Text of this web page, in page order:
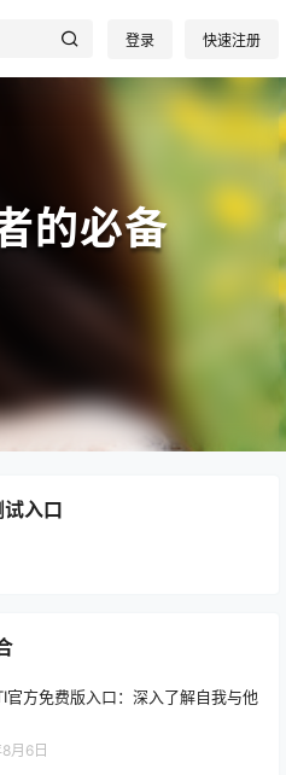
登录 快速注册
的必备
入口
官方免费版入口：深入了解自我与他
月6日